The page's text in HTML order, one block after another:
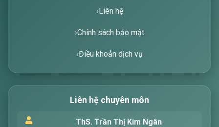
tìm kiếm các bài viết về văn học. Hãy nhập từ
Liên hệ
Chính sách bảo mật
Điều khoản dịch vụ
Liên hệ chuyên môn
ThS. Trần Thị Kim Ngân